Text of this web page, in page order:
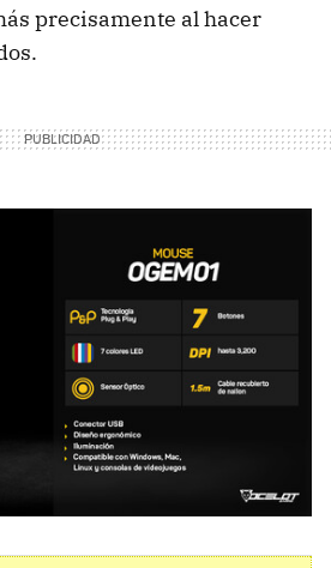
precisamente al hacer